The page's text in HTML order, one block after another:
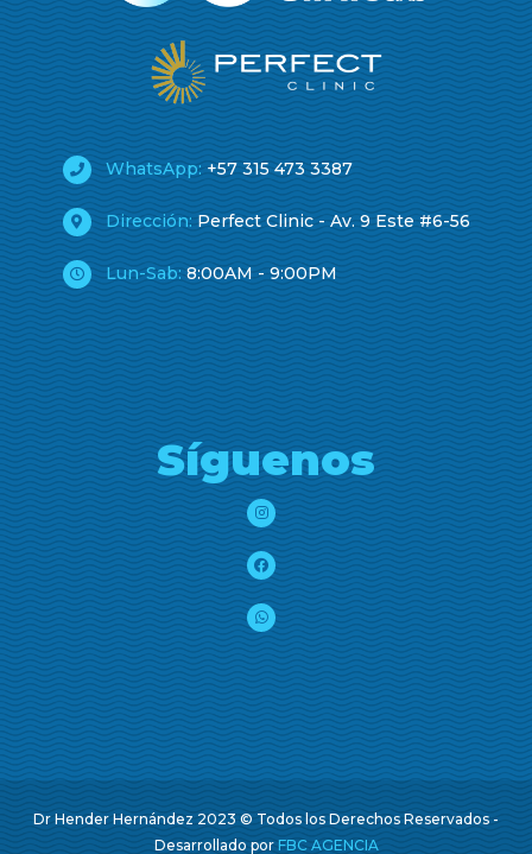
WhatsApp: +57 315 473 3387
Dirección:Perfect Clinic - Av. 9 Este #6-56
Lun-Sab:8:00AM - 9:00PM
Síguenos
Dr Hender Hernández 2023 © Todos los Derechos Reservados -
Desarrollado por FBC AGENCIA